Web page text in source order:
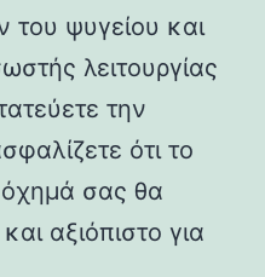
ψυγείου και
λειτουργίας
την
ότι το
σας θα
αξιόπιστο για